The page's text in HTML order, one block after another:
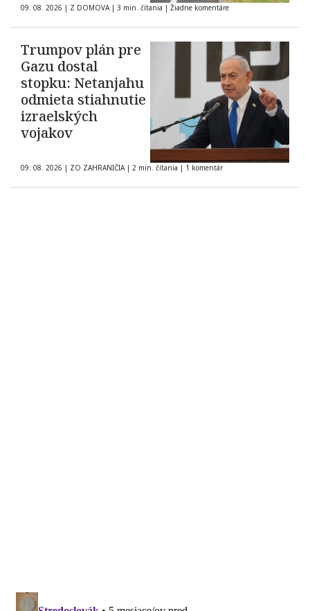
09. 08. 2026 | Z DOMOVA | 3 min. čítania | Žiadne komentáre
Trumpov plán pre
Gazu dostal
stopku: Netanjahu
odmieta stiahnutie
izraelských
vojakov
09. 08. 2026 | ZO ZAHRANIČIA | 2 min. čítania | 1 komentár